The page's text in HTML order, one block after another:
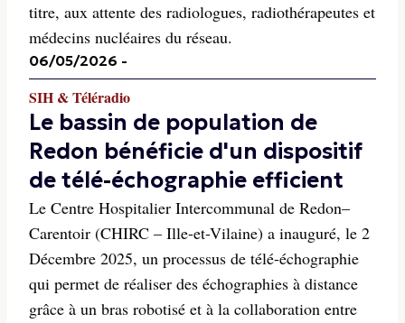
titre, aux attente des radiologues, radiothérapeutes et
médecins nucléaires du réseau.
06/05/2026 -
SIH & Téléradio
Le bassin de population de
Redon bénéficie d'un dispositif
de télé-échographie efficient
Le Centre Hospitalier Intercommunal de Redon–
Carentoir (CHIRC – Ille-et-Vilaine) a inauguré, le 2
Décembre 2025, un processus de télé-échographie
qui permet de réaliser des échographies à distance
grâce à un bras robotisé et à la collaboration entre